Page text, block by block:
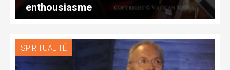
enthousiasme
SPIRITUALITÉ